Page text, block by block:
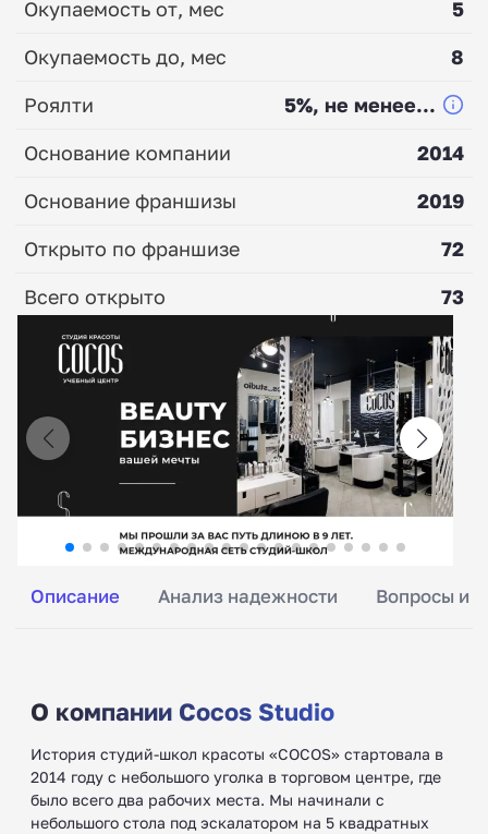
Описание Анализ надежности Вопросы и
О компании Cocos Studio
История студий-школ красоты «COCOS» стартовала в
2014 году с небольшого уголка в торговом центре, где
было всего два рабочих места. Мы начинали с
небольшого стола под эскалатором на 5 квадратных
Окупаемость от, мес
5
Окупаемость до, мес
8
Роялти
5%, не менее...
Основание компании
2014
Основание франшизы
2019
Открыто по франшизе
72
Всего открыто
73